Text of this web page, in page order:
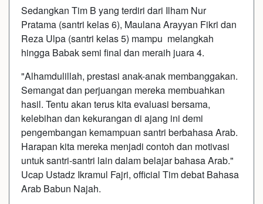
Sedangkan Tim B yang terdiri dari Ilham Nur
Pratama (santri kelas 6), Maulana Arayyan Fikri dan
Reza Ulpa (santri kelas 5) mampu melangkah
hingga Babak semi final dan meraih juara 4.
"Alhamdulillah, prestasi anak-anak membanggakan.
Semangat dan perjuangan mereka membuahkan
hasil. Tentu akan terus kita evaluasi bersama,
kelebihan dan kekurangan di ajang ini demi
pengembangan kemampuan santri berbahasa Arab.
Harapan kita mereka menjadi contoh dan motivasi
untuk santri-santri lain dalam belajar bahasa Arab."
Ucap Ustadz Ikramul Fajri, official Tim debat Bahasa
Arab Babun Najah.